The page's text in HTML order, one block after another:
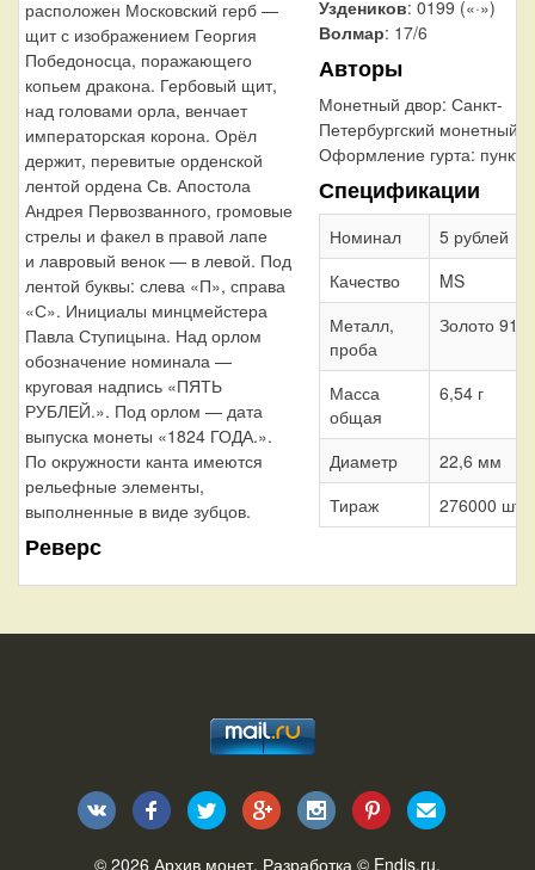
расположен Московский герб —
щит с изображением Георгия
Победоносца, поражающего
копьем дракона. Гербовый щит,
над головами орла, венчает
императорская корона. Орёл
держит, перевитые орденской
лентой ордена Св. Апостола
Андрея Первозванного, громовые
стрелы и факел в правой лапе
и лавровый венок — в левой. Под
лентой буквы: слева «П», справа
«С». Инициалы минцмейстера
Павла Ступицына. Над орлом
обозначение номинала —
круговая надпись «ПЯТЬ
РУБЛЕЙ.». Под орлом — дата
выпуска монеты «1824 ГОДА.».
По окружности канта имеются
рельефные элементы,
выполненные в виде зубцов.
Реверс
Уздеников: 0199 («·»)
Волмар: 17/6
Авторы
Монетный двор: Санкт-
Петербургский монетный
Оформление гурта:
Спецификации
Номинал
5 рублей
Качество
MS
Металл,
проба
Золото 917
Масса
общая
6,54 г
Диаметр
22,6 мм
Тираж
276000 шт.
© 2026 Архив монет. Разработка © Endis.ru.